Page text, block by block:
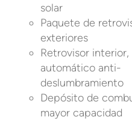
solar
Paquete de
exteriores
Retrovisor
automático anti-
deslumbramiento
Depósito de
mayor capacidad